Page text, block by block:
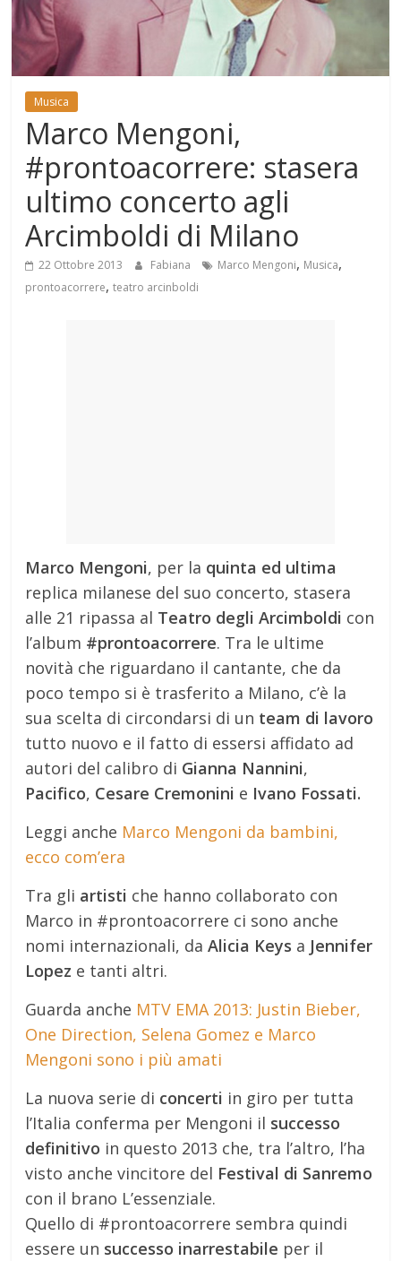
Mondo
Musica
Marco Mengoni,
#prontoacorrere: stasera
ultimo concerto agli
Arcimboldi di Milano
22 Ottobre 2013 Fabiana Marco Mengoni, Musica,
prontoacorrere,teatro arcinboldi
Marco Mengoni, per la quinta ed ultima
replica milanese del suo concerto, stasera
alle 21 ripassa al Teatro degli Arcimboldi con
l’album #prontoacorrere. Tra le ultime
novità che riguardano il cantante, che da
poco tempo si è trasferito a Milano, c’è la
sua scelta di circondarsi di un team di lavoro
tutto nuovo e il fatto di essersi affidato ad
autori del calibro di Gianna Nannini,
Pacifico, Cesare Cremonini e Ivano Fossati.
Leggi anche Marco Mengoni da bambini,
ecco com’era
Tra gli artisti che hanno collaborato con
Marco in #prontoacorrere ci sono anche
nomi internazionali, daAlicia Keys a Jennifer
Lopez e tanti altri.
Guarda anche MTV EMA 2013: Justin Bieber,
One Direction, Selena Gomez e Marco
Mengoni sono i più amati
La nuova serie di concerti in giro per tutta
l’Italia conferma per Mengoni il successo
definitivo in questo 2013 che, tra l’altro, l’ha
visto anche vincitore del Festival di Sanremo
con il brano L’essenziale.
Quello di #prontoacorrere sembra quindi
essere un successo inarrestabile per il